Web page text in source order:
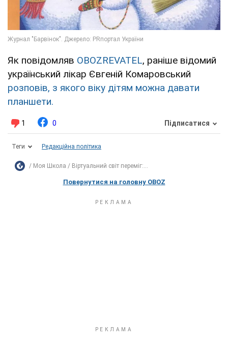
Як повідомляв OBOZREVATEL, раніше відомий
український лікар Євгеній Комаровський
розповів, з якого віку дітям можна давати
планшети.
1 0 Підписатися
Теги Редакційна політика
Моя Школа Віртуальний світ переміг:...
Повернутися на головну OBOZ